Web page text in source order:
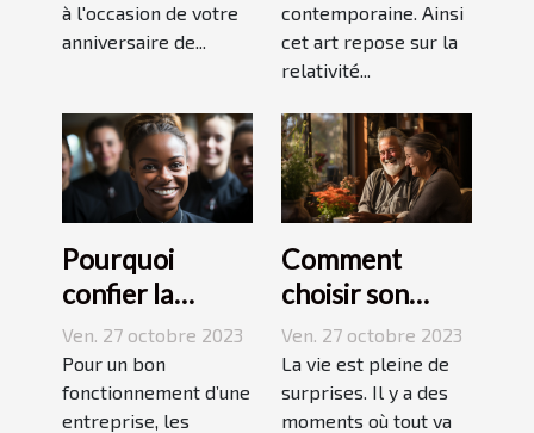
à l'occasion de votre
anniversaire de...
contemporaine. Ainsi
cet art repose sur la
relativité...
Pourquoi
confier la
formation de
ses stagiaires à
JP2A-Génèse ?
Ven. 27 octobre 2023
Pour un bon
fonctionnement d’une
entreprise, les
Comment
choisir son
assurance
Dépendance ?
Ven. 27 octobre 2023
La vie est pleine de
surprises. Il y a des
moments où tout va